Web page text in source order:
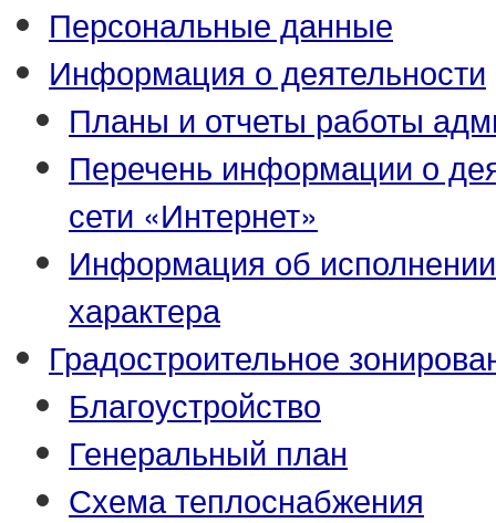
Персональные данные
Информация о деятельности
Планы и отчеты работы
Перечень информации о
сети «Интернет»
Информация об
характера
Градостроительное
Благоустройство
Генеральный план
Схема теплоснабжения